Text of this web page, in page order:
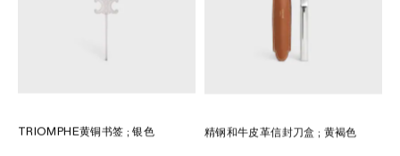
TRIOMPHE黄铜书签 ; 银色 精钢和牛皮革信封刀盒 ; 黄褐色